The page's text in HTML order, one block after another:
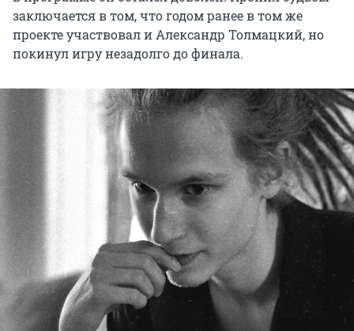
заключается в том, что годом ранее в том же
проекте участвовал и Александр Толмацкий, но
покинул игру незадолго до финала.